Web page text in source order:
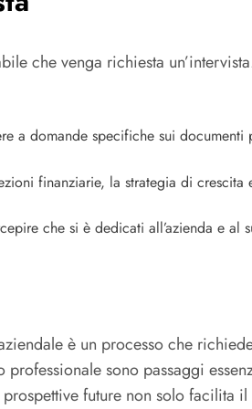
che venga richiesta
a domande specifiche sui documenti
finanziarie, la strategia di crescita
che si è dedicati all’azienda e al
è un processo che
sono passaggi
future non solo